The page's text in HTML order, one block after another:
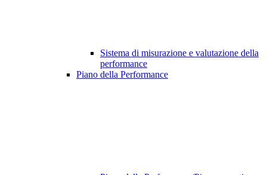
Sistema di misurazione e valutazione della
performance
Piano della Performance